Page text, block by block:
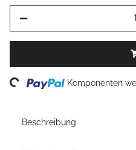
Komponenten
Beschreibung